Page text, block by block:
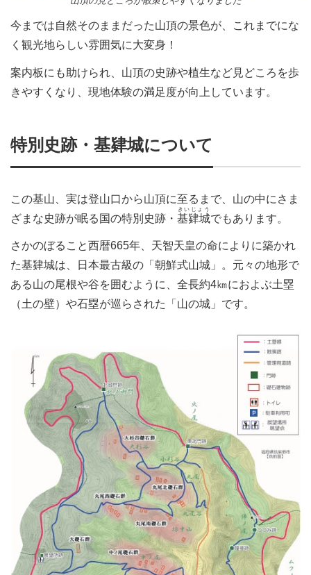
今までは自然そのままだった山頂の景色が、これまでにな
く観光地らしい雰囲気に大変身！
案内板にも助けられ、山頂の史跡や植生など見どころを歩
きやすくなり、現地体験の満足度が向上しています。
特別史跡・基肄城について
この基山、実は登山口から山頂に至るまで、山の中にさま
ざまな史跡が眠る国の特別史跡・ 基肄城
きいじょう
でもあります。
さかのぼること西暦665年、天智天皇の命によりに築かれ
た基肄城は、日本最古級の「朝鮮式山城」。元々の地形で
ある山の尾根や谷を囲むように、全長約4㎞におよぶ土塁
（土の壁）や石塁が巡らされた「山の城」です。